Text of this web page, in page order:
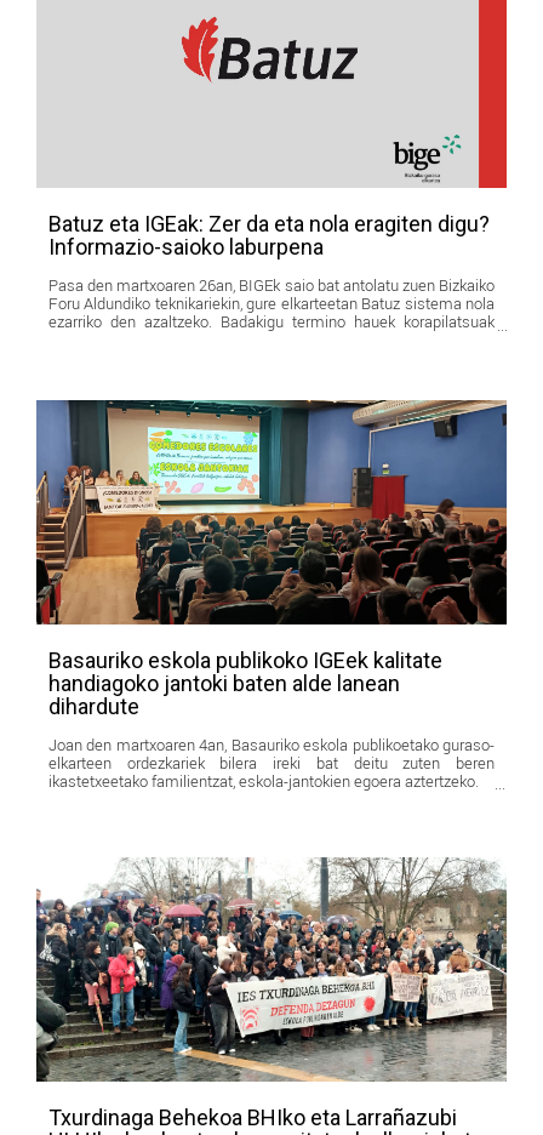
Batuz eta IGEak: Zer da eta nola eragiten digu?
Informazio-saioko laburpena
Pasa den martxoaren 26an, BIGEk saio bat antolatu zuen Bizkaiko
Foru Aldundiko teknikariekin, gure elkarteetan Batuz sistema nola
ezarriko den azaltzeko. Badakigu termino hauek korapilatsuak
Basauriko eskola publikoko IGEek kalitate
handiagoko jantoki baten alde lanean
dihardute
Joan den martxoaren 4an, Basauriko eskola publikoetako guraso-
elkarteen ordezkariek bilera ireki bat deitu zuten beren
ikastetxeetako familientzat, eskola-jantokien egoera aztertzeko.
Txurdinaga Behekoa BHIko eta Larrañazubi